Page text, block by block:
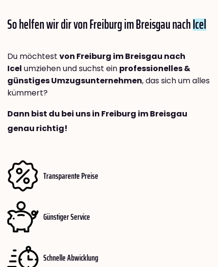
So helfen wir dir von Freiburg im Breisgau nachIcel
Du möchtest von Freiburg im Breisgau nach
Icel umziehen und suchst ein professionelles &
günstiges Umzugsunternehmen, das sich um alles
kümmert?
Dann bist du bei uns in Freiburg im Breisgau
genau richtig!
Transparente Preise
Günstiger Service
Schnelle Abwicklung